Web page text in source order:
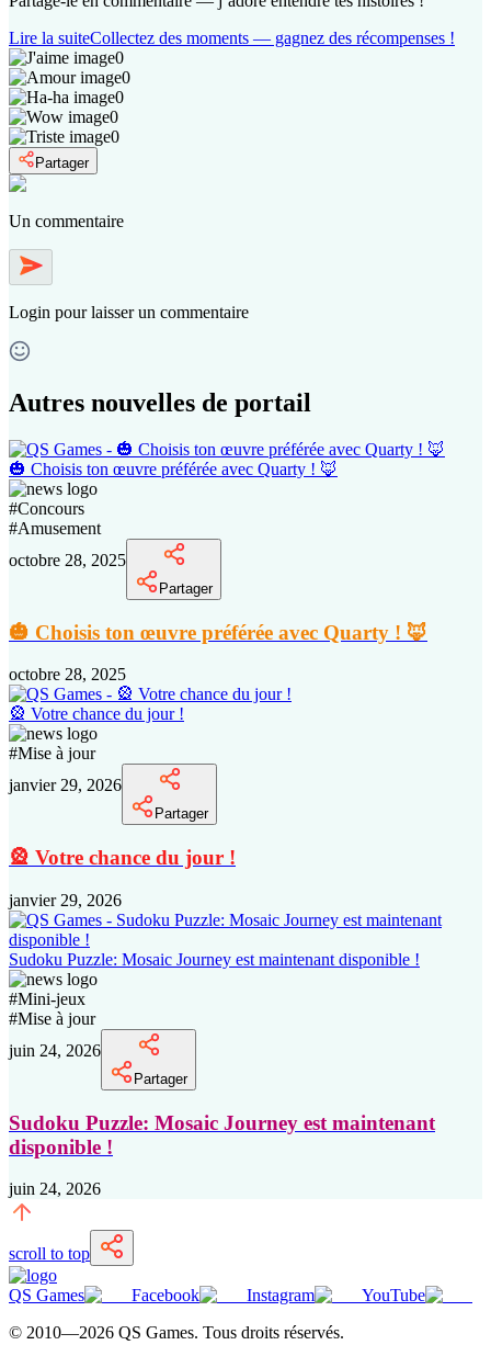
Lire la suiteCollectez des moments — gagnez des récompenses !
0
0
0
0
0
Partager
Un commentaire
Login pour laisser un commentaire
Autres nouvelles de portail
🎃 Choisis ton œuvre préférée avec Quarty ! 🦊
#Concours
#Amusement
octobre 28, 2025
Partager
🎃 Choisis ton œuvre préférée avec Quarty ! 🦊
octobre 28, 2025
🎡 Votre chance du jour !
#Mise à jour
janvier 29, 2026
Partager
🎡 Votre chance du jour !
janvier 29, 2026
Sudoku Puzzle: Mosaic Journey est maintenant disponible !
#Mini-jeux
#Mise à jour
juin 24, 2026
Partager
Sudoku Puzzle: Mosaic Journey est maintenant
disponible !
juin 24, 2026
scroll to top
QS Games Facebook Instagram
YouTube
© 2010—2026 QS Games. Tous droits réservés.